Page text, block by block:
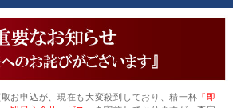
お申込が、現在も大変殺到しており、精一杯 『即